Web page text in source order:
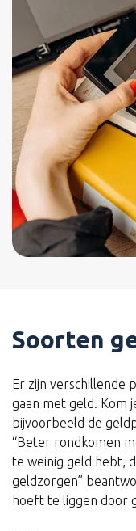
Soorten
Er zijn verschillende
gaan met geld. Kom
bijvoorbeeld de
“Beter rondkomen
te weinig geld hebt,
geldzorgen”
hoeft te liggen door